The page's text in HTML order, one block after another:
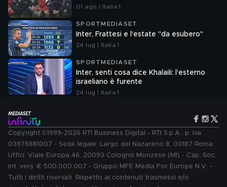
01 ago | Italia 1
SPORTMEDIASET
Inter, Frattesi e l'estate "da esubero"
24 lug | Italia 1
SPORTMEDIASET
Inter, senti cosa dice Khalaili: l'esterno
israeliano è furente
24 lug | Italia 1
Copyright ©1999-2026 RTI Business Digital - RTI S.p.A.: p. iva
03976881007 - Sede legale: Largo del Nazareno 8, 00187 Roma.
Uffici: Viale Europa 46, 20093 Cologno Monzese (MI) - Cap. Soc.
int. vers. € 500.000.007 - Gruppo MFE Media For Europe N.V. -
Tutti i diritti riservati. Rispetto ai contenuti trasmessi e/o